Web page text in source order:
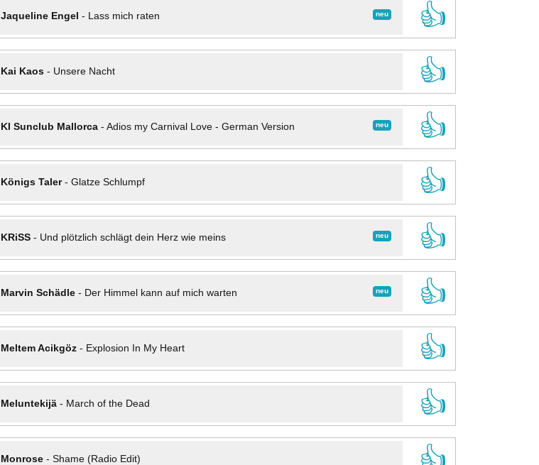
neu
Jaqueline Engel - Lass mich raten
👍
Kai Kaos- Unsere Nacht
👍
neu
KI Sunclub Mallorca- Adios my Carnival Love - German Version
👍
Königs Taler- Glatze Schlumpf
👍
neu
KRiSS- Und plötzlich schlägt dein Herz wie meins
👍
neu
Marvin Schädle- Der Himmel kann auf mich warten
👍
Meltem Acikgöz- Explosion In My Heart
👍
Meluntekijä- March of the Dead
👍
Monrose- Shame (Radio Edit)